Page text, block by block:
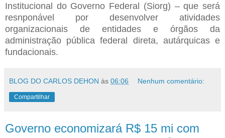
Institucional do Governo Federal (Siorg) – que será
resnponável por desenvolver atividades
organizacionais de entidades e órgãos da
administração pública federal direta, autárquicas e
fundacionais.
BLOG DO CARLOS DEHON às 06:06 Nenhum comentário:
Compartilhar
Governo economizará R$ 15 mi com